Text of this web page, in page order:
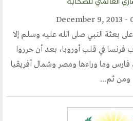
بعثة النبي صلى الله عليه وسلم إلا
فرنسا في قلب أوروبا، بعد أن حرروا
فارس وما وراءها ومصر وشمال أفريقيا
ومن ثم...